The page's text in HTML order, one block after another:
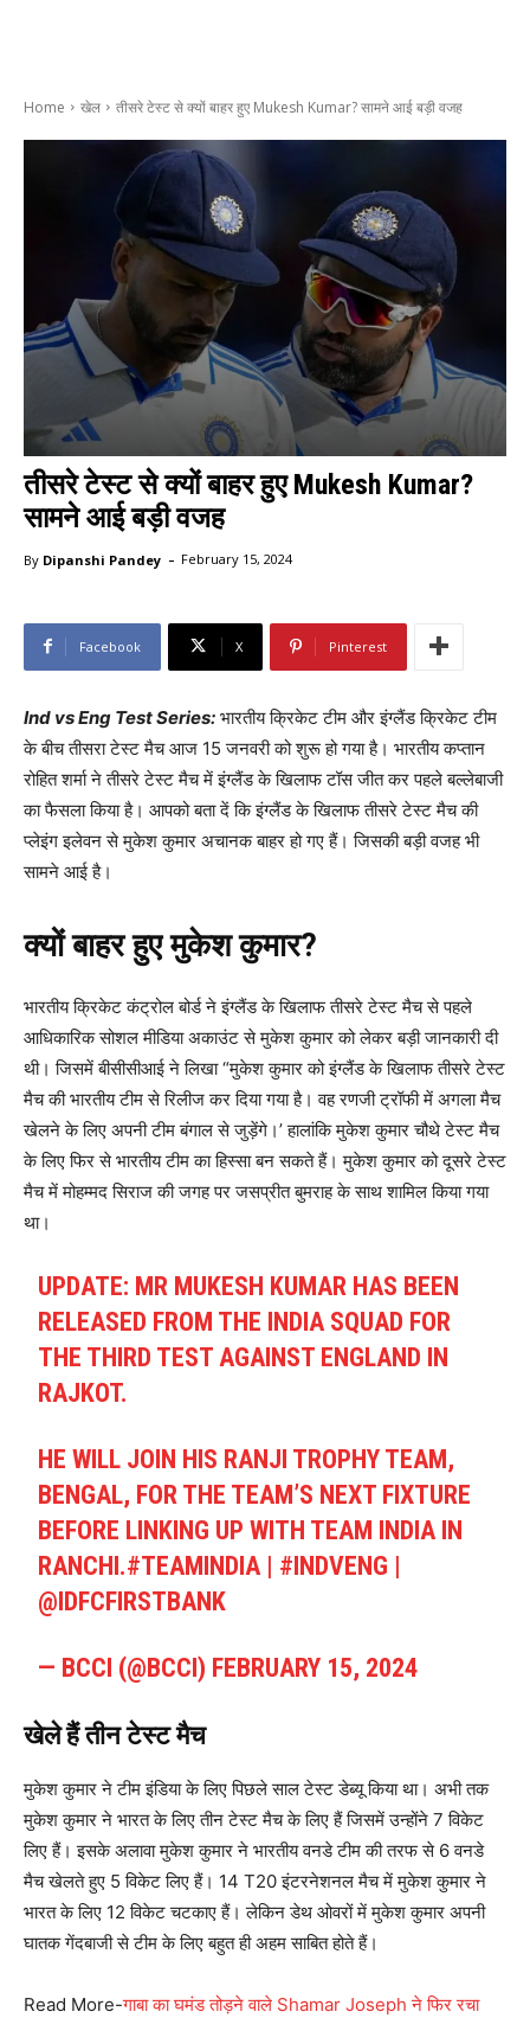
Home खेल तीसरे टेस्ट से क्यों बाहर हुए Mukesh Kumar? सामने आई बड़ी वजह
तीसरे टेस्ट से क्यों बाहर हुए Mukesh Kumar?
सामने आई बड़ी वजह
By Dipanshi Pandey - February 15, 2024
Facebook X Pinterest
Ind vs Eng Test Series: भारतीय क्रिकेट टीम और इंग्लैंड क्रिकेट टीम
के बीच तीसरा टेस्ट मैच आज 15 जनवरी को शुरू हो गया है। भारतीय कप्तान
रोहित शर्मा ने तीसरे टेस्ट मैच में इंग्लैंड के खिलाफ टॉस जीत कर पहले बल्लेबाजी
का फैसला किया है। आपको बता दें कि इंग्लैंड के खिलाफ तीसरे टेस्ट मैच की
प्लेइंग इलेवन से मुकेश कुमार अचानक बाहर हो गए हैं। जिसकी बड़ी वजह भी
सामने आई है।
क्यों बाहर हुए मुकेश कुमार?
भारतीय क्रिकेट कंट्रोल बोर्ड ने इंग्लैंड के खिलाफ तीसरे टेस्ट मैच से पहले
आधिकारिक सोशल मीडिया अकाउंट से मुकेश कुमार को लेकर बड़ी जानकारी दी
थी। जिसमें बीसीसीआई ने लिखा “मुकेश कुमार को इंग्लैंड के खिलाफ तीसरे टेस्ट
मैच की भारतीय टीम से रिलीज कर दिया गया है। वह रणजी ट्रॉफी में अगला मैच
खेलने के लिए अपनी टीम बंगाल से जुड़ेंगे।’ हालांकि मुकेश कुमार चौथे टेस्ट मैच
के लिए फिर से भारतीय टीम का हिस्सा बन सकते हैं। मुकेश कुमार को दूसरे टेस्ट
मैच में मोहम्मद सिराज की जगह पर जसप्रीत बुमराह के साथ शामिल किया गया
था।
UPDATE: MR MUKESH KUMAR HAS BEEN
RELEASED FROM THE INDIA SQUAD FOR
THE THIRD TEST AGAINST ENGLAND IN
RAJKOT.
HE WILL JOIN HIS RANJI TROPHY TEAM,
BENGAL, FOR THE TEAM’S NEXT FIXTURE
BEFORE LINKING UP WITH TEAM INDIA IN
RANCHI.#TEAMINDIA | #INDVENG |
@IDFCFIRSTBANK
— BCCI (@BCCI) FEBRUARY 15, 2024
खेले हैं तीन टेस्ट मैच
मुकेश कुमार ने टीम इंडिया के लिए पिछले साल टेस्ट डेब्यू किया था। अभी तक
मुकेश कुमार ने भारत के लिए तीन टेस्ट मैच के लिए हैं जिसमें उन्होंने 7 विकेट
लिए हैं। इसके अलावा मुकेश कुमार ने भारतीय वनडे टीम की तरफ से 6 वनडे
मैच खेलते हुए 5 विकेट लिए हैं। 14 T20 इंटरनेशनल मैच में मुकेश कुमार ने
भारत के लिए 12 विकेट चटकाए हैं। लेकिन डेथ ओवरों में मुकेश कुमार अपनी
घातक गेंदबाजी से टीम के लिए बहुत ही अहम साबित होते हैं।
Read More-गाबा का घमंड तोड़ने वाले Shamar Joseph ने फिर रचा